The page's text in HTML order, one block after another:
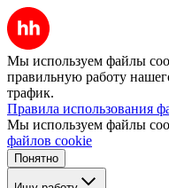
Мы используем файлы
правильную работу
трафик.
Правила использования
Мы используем файлы
файлов cookie
Понятно